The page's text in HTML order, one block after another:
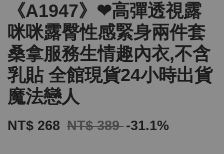
《A1947》❤高彈透視露
咪咪露臀性感緊身兩件套
桑拿服務生情趣內衣,不含
乳貼 全館現貨24小時出貨
魔法戀人
NT$ 268 NT$ 389 -31.1%